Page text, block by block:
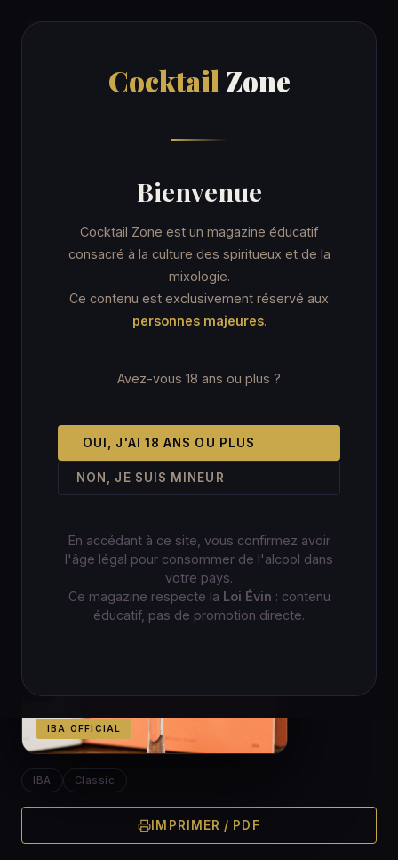
Cocktail Zone
Bienvenue
Cocktail Zone est un magazine éducatif
consacré à la culture des spiritueux et de la
mixologie.
Ce contenu est exclusivement réservé aux
personnes majeures.
Avez-vous 18 ans ou plus ?
OUI, J'AI 18 ANS OU PLUS
NON, JE SUIS MINEUR
En accédant à ce site, vous confirmez avoir
l'âge légal pour consommer de l'alcool dans
votre pays.
Ce magazine respecte la Loi Évin : contenu
éducatif, pas de promotion directe.
CocktailZone
Monkey Gland
9 min Coupe cocktail
★★☆ Intermédiaire ★ IBA · Unforgettables
IBA OFFICIAL
IBA Classic
IMPRIMER / PDF